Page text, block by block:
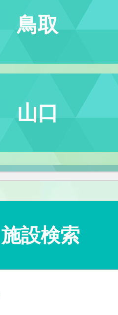
鳥取
山口
施設検索